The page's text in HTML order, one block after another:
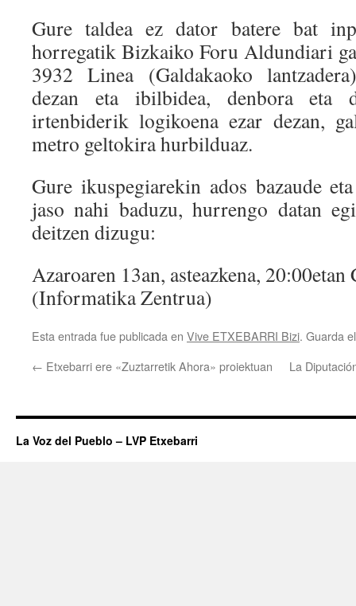
Gure taldea ez dator batere bat
horregatik Bizkaiko Foru Aldundiari
3932 Linea (Galdakaoko
dezan eta ibilbidea, denbora eta
irtenbiderik logikoena ezar dezan,
metro geltokira hurbilduaz.
Gure ikuspegiarekin ados bazaude
jaso nahi baduzu, hurrengo datan
deitzen dizugu:
Azaroaren 13an, asteazkena,
(Informatika Zentrua)
Esta entrada fue publicada en Vive ETXEBARRI Bizi. Guarda
← Etxebarri ere «Zuztarretik Ahora» proiektuan La
La Voz del Pueblo – LVP Etxebarri